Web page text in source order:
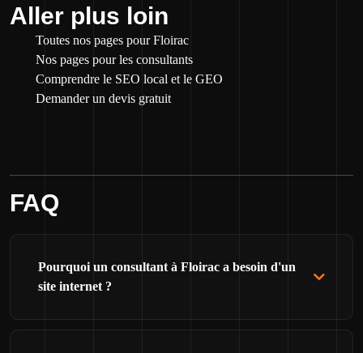
Aller plus loin
Toutes nos pages pour Floirac
Nos pages pour les consultants
Comprendre le SEO local et le GEO
Demander un devis gratuit
FAQ
Pourquoi un consultant à Floirac a besoin d'un
site internet ?